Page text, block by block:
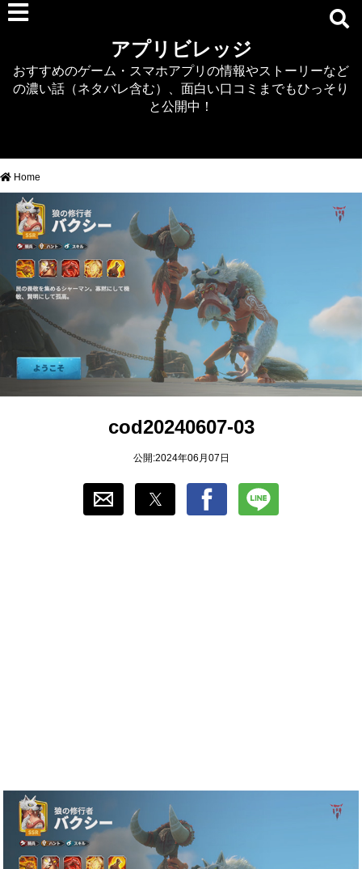
デタリキZ
アナザーエデン
RTS/MOBA
アクション
シミュレーション
牧場婚活
DEAD OR ALIVE XVV
パズル/クイズ
ノベル
アプリビレッジ
おすすめのゲーム・スマホアプリの情報やストーリーなど
の濃い話（ネタバレ含む）、面白い口コミまでもひっそり
と公開中！
Home
cod20240607-03
公開:2024年06月07日